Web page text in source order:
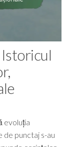
evoluția
de punctaj s-au